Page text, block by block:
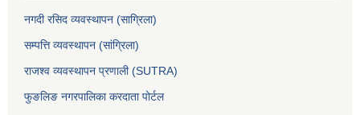
नगदी रसिद व्यवस्थापन (साग्रिला)
सम्पत्ति व्यवस्थापन (सांग्रिला)
राजश्व व्यवस्थापन प्रणाली (SUTRA)
फुङलिङ नगरपालिका करदाता पोर्टल